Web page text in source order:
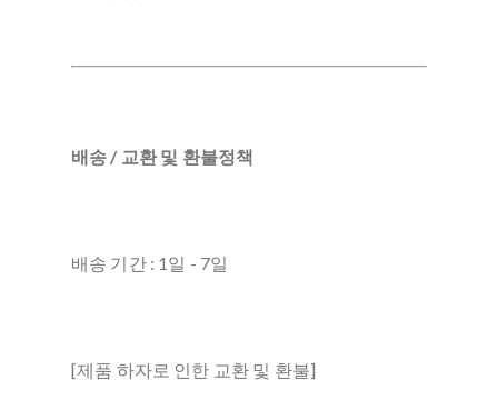
배송 / 교환 및 환불정책
배송 기간 : 1일 - 7일
[제품 하자로 인한 교환 및 환불]